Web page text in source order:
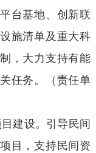
台基地、创新联
施清单及重大科
，大力支持有能
任务。（责任单
建设。引导民间
目，支持民间资